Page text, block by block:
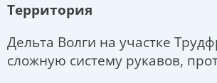
Территория
Дельта Волги на участке
сложную систему рукавов,